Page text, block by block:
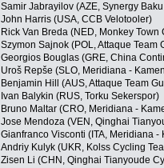
Samir Jabrayilov (AZE, Synergy
John Harris (USA, CCB Velotooler)
Rick Van Breda (NED, Monkey Town
Szymon Sajnok (POL, Attaque Team
Georgios Bouglas (GRE, China
Uroš Repše (SLO, Meridiana -
Benjamin Hill (AUS, Attaque Team
Ivan Balykin (RUS, Torku Sekerspor)
Bruno Maltar (CRO, Meridiana -
Jose Mendoza (VEN, Qinghai
Gianfranco Visconti (ITA, Meridiana -
Andriy Kulyk (UKR, Kolss Cycling
Zisen Li (CHN, Qinghai Tianyoude